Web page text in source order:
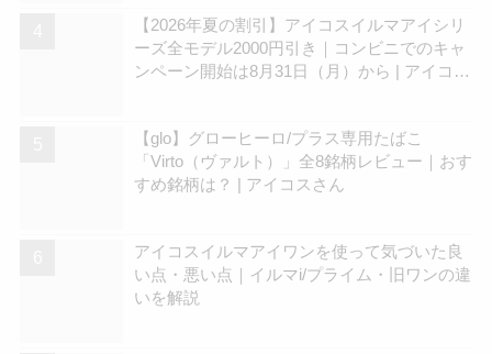
【2026年夏の割引】アイコスイルマアイシリ
ーズ全モデル2000円引き｜コンビニでのキャ
ンペーン開始は8月31日（月）から | アイコス
【glo】グローヒーロ/プラス専用たばこ
「Virto（ヴァルト）」全8銘柄レビュー｜おす
すめ銘柄は？ | アイコスさん
アイコスイルマアイワンを使って気づいた良
い点・悪い点｜イルマi/プライム・旧ワンの違
いを解説